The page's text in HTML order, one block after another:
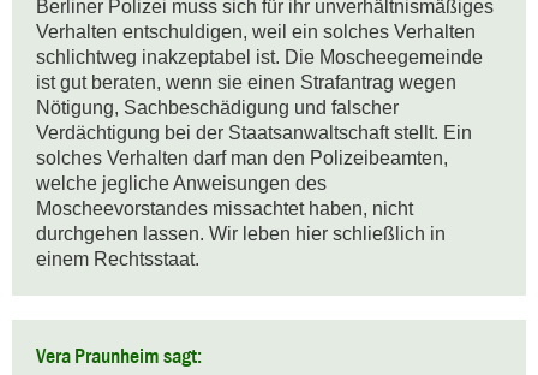
Berliner Polizei muss sich für ihr unverhältnismäßiges
Verhalten entschuldigen, weil ein solches Verhalten
schlichtweg inakzeptabel ist. Die Moscheegemeinde
ist gut beraten, wenn sie einen Strafantrag wegen
Nötigung, Sachbeschädigung und falscher
Verdächtigung bei der Staatsanwaltschaft stellt. Ein
solches Verhalten darf man den Polizeibeamten,
welche jegliche Anweisungen des
Moscheevorstandes missachtet haben, nicht
durchgehen lassen. Wir leben hier schließlich in
einem Rechtsstaat.
Vera Praunheim sagt: